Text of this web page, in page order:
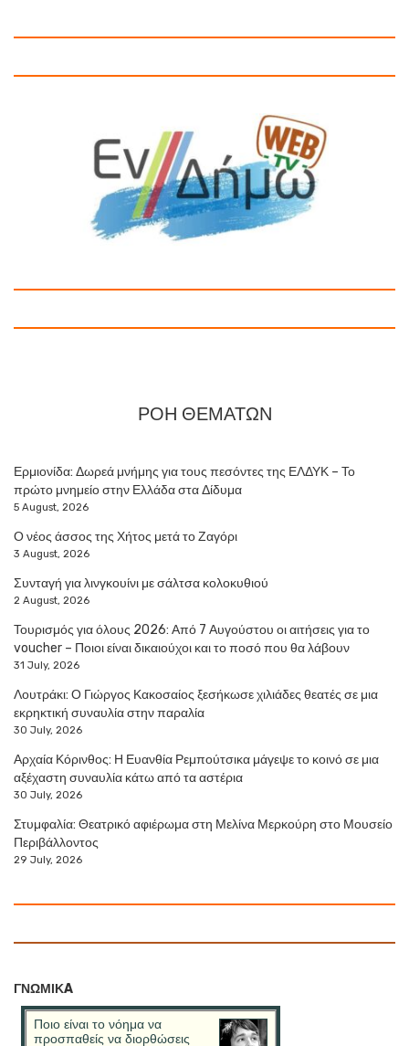
ΡΟΗ ΘΕΜΑΤΩΝ
Ερμιονίδα: Δωρεά μνήμης για τους πεσόντες της ΕΛΔΥΚ – Το
πρώτο μνημείο στην Ελλάδα στα Δίδυμα
5 August, 2026
Ο νέος άσσος της Χήτος μετά το Ζαγόρι
3 August, 2026
Συνταγή για λινγκουίνι με σάλτσα κολοκυθιού
2 August, 2026
Τουρισμός για όλους 2026: Από 7 Αυγούστου οι αιτήσεις για το
voucher – Ποιοι είναι δικαιούχοι και το ποσό που θα λάβουν
31 July, 2026
Λουτράκι: Ο Γιώργος Κακοσαίος ξεσήκωσε χιλιάδες θεατές σε μια
εκρηκτική συναυλία στην παραλία
30 July, 2026
Αρχαία Κόρινθος: Η Ευανθία Ρεμπούτσικα μάγεψε το κοινό σε μια
αξέχαστη συναυλία κάτω από τα αστέρια
30 July, 2026
Στυμφαλία: Θεατρικό αφιέρωμα στη Μελίνα Μερκούρη στο Μουσείο
Περιβάλλοντος
29 July, 2026
ΓΝΩΜΙΚA